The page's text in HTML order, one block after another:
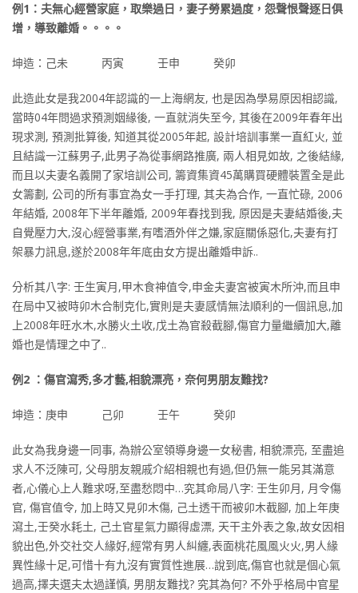
例1：夫無心經營家庭，取樂過日，妻子勞累過度，怨聲恨聲逐日俱
增，導致離婚。。。。
坤造：己未 丙寅 壬申 癸卯
此造此女是我2004年認識的一上海網友, 也是因為學易原因相認識,
當時04年問過求預測姻緣後, 一直就消失至今, 其後在2009年春年出
現求測, 預測批算後, 知道其從2005年起, 設計培訓事業一直紅火, 並
且結識一江蘇男子,此男子為從事網路推廣, 兩人相見如故, 之後結緣,
而且以夫妻名義開了家培訓公司, 籌資集資45萬購買硬體裝置全是此
女籌劃, 公司的所有事宜為女一手打理, 其夫為合作, 一直忙碌, 2006
年結婚, 2008年下半年離婚, 2009年春找到我, 原因是夫妻結婚後,夫
自覺壓力大,沒心經營事業,有嗜酒外伴之嫌,家庭關係惡化,夫妻有打
架暴力訊息,遂於2008年年底由女方提出離婚申訴..
分析其八字: 壬生寅月,甲木食神值令,申金夫妻宮被寅木所沖,而且申
在局中又被時卯木合制克化,實則是夫妻感情無法順利的一個訊息,加
上2008年旺水木,水勝火土收,戊土為官殺截腳,傷官力量繼續加大,離
婚也是情理之中了..
例2 ：傷官瀉秀,多才藝,相貌漂亮，奈何男朋友難找?
坤造：庚申 己卯 壬午 癸卯
此女為我身邊一同事, 為辦公室領導身邊一女秘書, 相貌漂亮, 至盡追
求人不泛陳可, 父母朋友親戚介紹相親也有過,但仍無一能另其滿意
者,心儀心上人難求呀,至盡愁悶中…究其命局八字: 壬生卯月, 月令傷
官, 傷官值令, 加上時又見卯木傷, 己土透干而被卯木截腳, 加上年庚
瀉土,壬癸水耗土, 己土官星氣力顯得虛漂, 天干主外表之象,故女因相
貌出色,外交社交人緣好,經常有男人糾纏,表面桃花風風火火,男人緣
異性緣十足,可惜十有九沒有實質性進展…說到底,傷官也就是個心氣
過高,擇夫選夫太過謹慎, 男朋友難找? 究其為何? 不外乎格局中官星